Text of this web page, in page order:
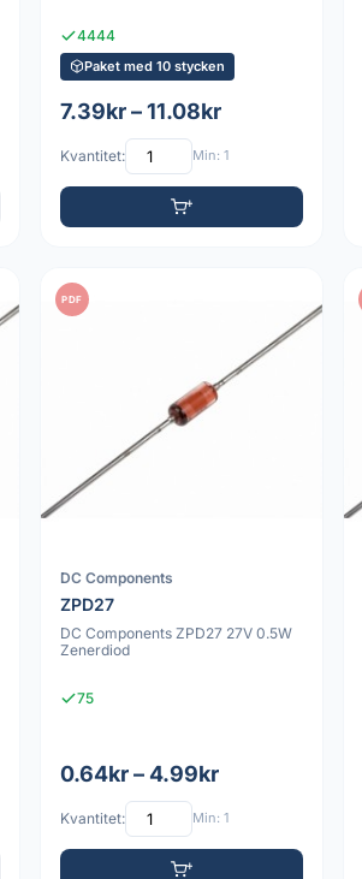
4444
Paket med 10 stycken
7.39kr – 11.08kr
Kvantitet: Min: 1
PDF
DC Components
ZPD27
DC Components ZPD27 27V 0.5W
Zenerdiod
75
0.64kr – 4.99kr
Kvantitet: Min: 1